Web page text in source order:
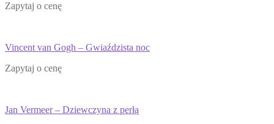
Zapytaj o cenę
Vincent van Gogh – Gwiaździsta noc
Zapytaj o cenę
Jan Vermeer – Dziewczyna z perłą